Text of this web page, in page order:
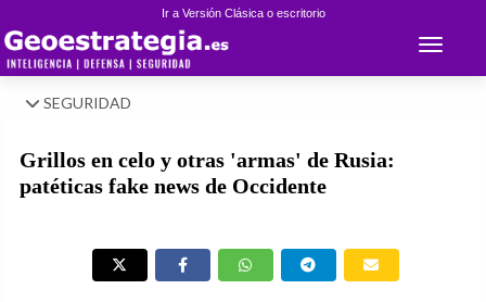
Ir a Versión Clásica o escritorio
Toggle
SEGURIDAD
Grillos en celo y otras 'armas' de Rusia:
patéticas fake news de Occidente